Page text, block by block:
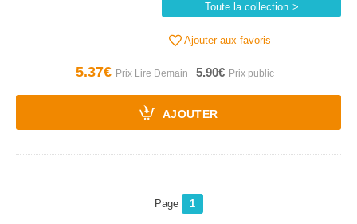
Toute la collection
Ajouter aux favoris
5.37€ 5.90€
AJOUTER
Page 1